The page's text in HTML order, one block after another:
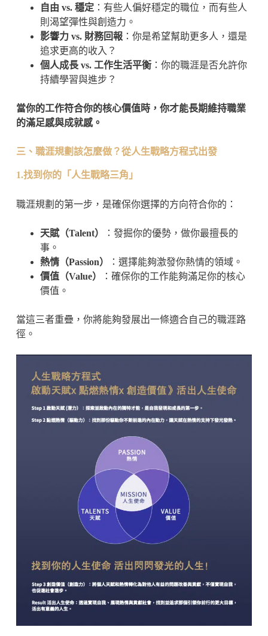
自由 vs. 穩定：有些人偏好穩定的職位，而有些人
則渴望彈性與創造力。
影響力 vs. 財務回報：你是希望幫助更多人，還是
追求更高的收入？
個人成長 vs. 工作生活平衡：你的職涯是否允許你
持續學習與進步？
當你的工作符合你的核心價值時，你才能長期維持職業
的滿足感與成就感。
三、職涯規劃該怎麼做？從人生戰略方程式出發
1.找到你的「人生戰略三角」
職涯規劃的第一步，是確保你選擇的方向符合你的：
天賦（Talent）
：發掘你的優勢，做你最擅長的
事。
熱情（Passion）
：選擇能夠激發你熱情的領域。
價值（Value）
：確保你的工作能夠滿足你的核心
價值。
當這三者重疊，你將能夠發展出一條適合自己的職涯路
徑。